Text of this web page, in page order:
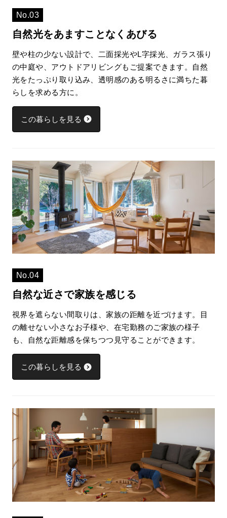
No.03
自然光をあますことなくあびる
壁や柱の少ない設計で、二面採光やL字採光、ガラス張り
の中庭や、アウトドアリビングもご提案できます。自然
光をたっぷり取り込み、透明感のある明るさに満ちた暮
らしを求める方に。
この暮らしを見る
No.04
自然な近さで家族を感じる
視界を遮らない間取りは、家族の距離を近づけます。目
の離せない小さなお子様や、在宅勤務のご家族の様子
も、自然な距離感を保ちつつ見守ることができます。
この暮らしを見る